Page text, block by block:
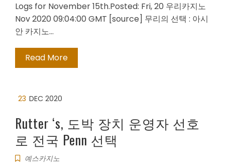
Logs for November 15th.Posted: Fri, 20 우리카지노
Nov 2020 09:04:00 GMT [source] 무리의 선택 : 아시
안 카지노…
Read More
23 DEC 2020
Rutter ‘s, 도박 장치 운영자 선호
로 전국 Penn 선택
예스카지노